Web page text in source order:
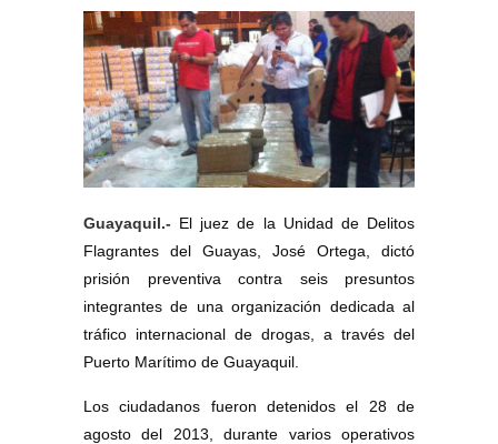
Guayaquil.- El juez de la Unidad de Delitos
Flagrantes del Guayas, José Ortega, dictó
prisión preventiva contra seis presuntos
integrantes de una organización dedicada al
tráfico internacional de drogas, a través del
Puerto Marítimo de Guayaquil.
Los ciudadanos fueron detenidos el 28 de
agosto del 2013, durante varios operativos